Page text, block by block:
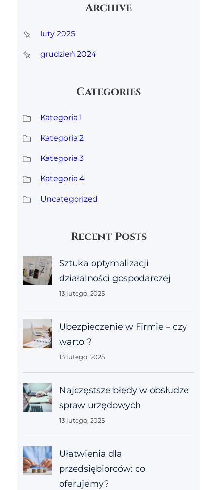
Archive
luty 2025
grudzień 2024
Categories
Kategoria 1
Kategoria 2
Kategoria 3
Kategoria 4
Uncategorized
Recent Posts
Sztuka optymalizacji
działalności gospodarczej
13 lutego, 2025
Ubezpieczenie w Firmie – czy
warto ?
13 lutego, 2025
Najczęstsze błędy w obsłudze
spraw urzędowych
13 lutego, 2025
Ułatwienia dla
przedsiębiorców: co
oferujemy?